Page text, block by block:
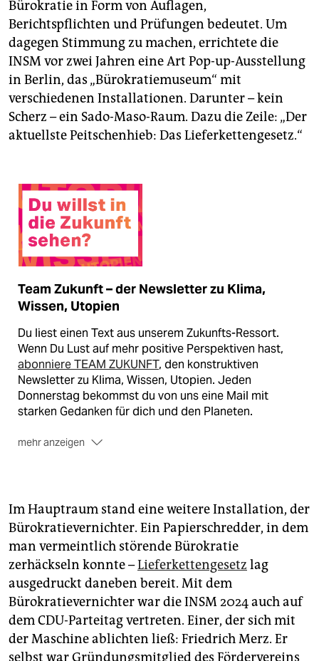
Bürokratie in Form von Auflagen,
Berichtspflichten und Prüfungen bedeutet. Um
dagegen Stimmung zu machen, errichtete die
INSM vor zwei Jahren eine Art Pop-up-Ausstellung
in Berlin, das „Bürokratiemuseum“ mit
verschiedenen Installationen. Darunter – kein
Scherz – ein Sado-Maso-Raum. Dazu die Zeile: „Der
aktuellste Peitschenhieb: Das Lieferkettengesetz.“
Team Zukunft – der Newsletter zu Klima,
Wissen, Utopien
Du liest einen Text aus unserem Zukunfts-Ressort.
Wenn Du Lust auf mehr positive Perspektiven hast,
abonniere TEAM ZUKUNFT, den konstruktiven
Newsletter zu Klima, Wissen, Utopien. Jeden
Donnerstag bekommst du von uns eine Mail mit
starken Gedanken für dich und den Planeten.
mehr anzeigen
Im Hauptraum stand eine weitere Installation, der
Bürokratievernichter. Ein Papierschredder, in dem
man vermeintlich störende Bürokratie
zerhäckseln konnte –Lieferkettengesetz lag
ausgedruckt daneben bereit. Mit dem
Bürokratievernichter war die INSM 2024 auch auf
dem CDU-Parteitag vertreten. Einer, der sich mit
der Maschine ablichten ließ: Friedrich Merz. Er
selbst war Gründungsmitglied des Fördervereins